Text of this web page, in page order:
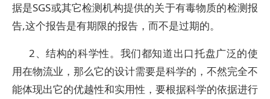
据是SGS或其它检测机构提供的关于有毒物质的检测报
告,这个报告是有期限的报告，而不是过期的。
2、结构的科学性。我们都知道出口托盘广泛的使
用在物流业，那么它的设计需要是科学的，不然完全不
能体现出它的优越性和实用性，要根据科学的依据进行